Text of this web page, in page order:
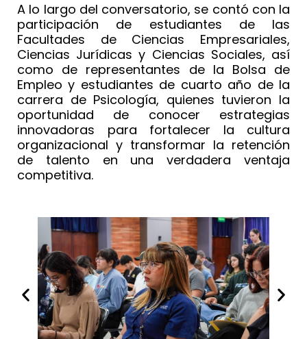
A lo largo del conversatorio, se contó con la
participación de estudiantes de las
Facultades de Ciencias Empresariales,
Ciencias Jurídicas y Ciencias Sociales, así
como de representantes de la Bolsa de
Empleo y estudiantes de cuarto año de la
carrera de Psicología, quienes tuvieron la
oportunidad de conocer estrategias
innovadoras para fortalecer la cultura
organizacional y transformar la retención
de talento en una verdadera ventaja
competitiva.